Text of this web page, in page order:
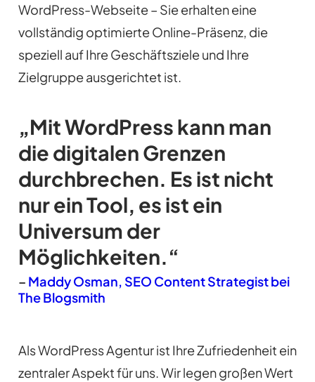
WordPress-Webseite – Sie erhalten eine
vollständig optimierte Online-Präsenz, die
speziell auf Ihre Geschäftsziele und Ihre
Zielgruppe ausgerichtet ist.
„Mit WordPress kann man
die digitalen Grenzen
durchbrechen. Es ist nicht
nur ein Tool, es ist ein
Universum der
Möglichkeiten.“
– Maddy Osman, SEO Content Strategist bei
The Blogsmith
Als WordPress Agentur ist Ihre Zufriedenheit ein
zentraler Aspekt für uns. Wir legen großen Wert